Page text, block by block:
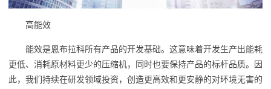
高能效
能效是恩布拉科所有产品的开发基础。这意味着开发生产出能耗
更低、消耗原材料更少的压缩机，同时也要保持产品的标杆品质。因
此，我们持续在研发领域投资，创造更高效和更安静的对环境无害的